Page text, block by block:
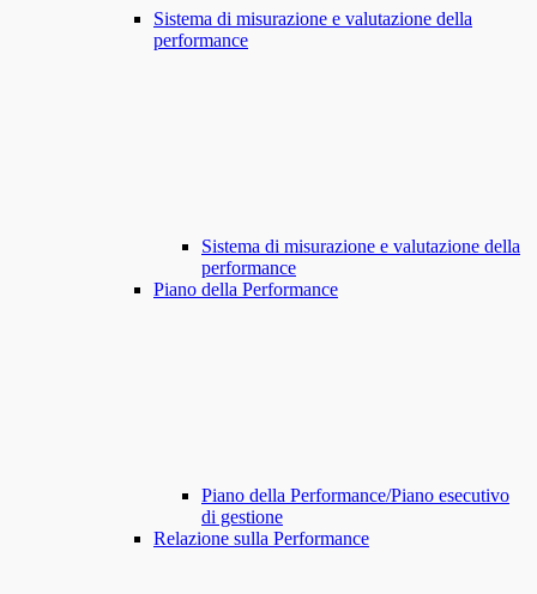
Sistema di misurazione e valutazione della
performance
Sistema di misurazione e valutazione della
performance
Piano della Performance
Piano della Performance/Piano esecutivo
di gestione
Relazione sulla Performance